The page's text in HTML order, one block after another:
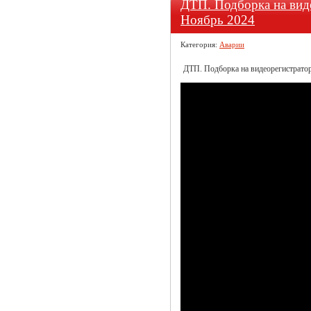
ДТП. Подборка на
Ноябрь 2024
Категория: Аварии
ДТП. Подборка на